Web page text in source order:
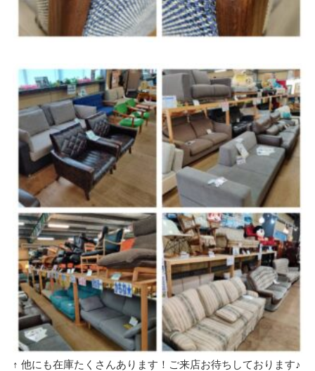
↑ 他にも在庫たくさんあります！ご来店お待ちしております♪